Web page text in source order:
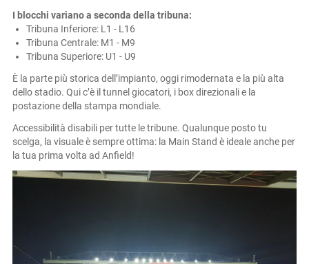
I blocchi variano a seconda della tribuna:
Tribuna Inferiore: L1 - L16
Tribuna Centrale: M1 - M9
Tribuna Superiore: U1 - U9
È la parte più storica dell’impianto, oggi rimodernata e la più alta
dello stadio. Qui c’è il tunnel giocatori, i box direzionali e la
postazione della stampa mondiale.
Accessibilità disabili per tutte le tribune. Qualunque posto tu
scelga, la visuale è sempre ottima: la Main Stand è ideale anche per
la tua prima volta ad Anfield!